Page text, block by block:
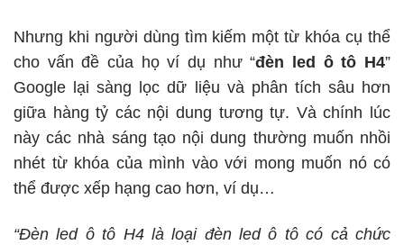
Nhưng khi người dùng tìm kiếm một từ khóa cụ thể
cho vấn đề của họ ví dụ như “đèn led ô tô H4”
Google lại sàng lọc dữ liệu và phân tích sâu hơn
giữa hàng tỷ các nội dung tương tự. Và chính lúc
này các nhà sáng tạo nội dung thường muốn nhồi
nhét từ khóa của mình vào với mong muốn nó có
thể được xếp hạng cao hơn, ví dụ…
“Đèn led ô tô H4 là loại đèn led ô tô có cả chức